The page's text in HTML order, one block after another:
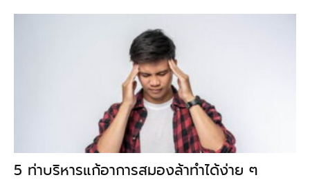
5 ท่าบริหารแก้อาการสมองล้าทำได้ง่าย ๆ